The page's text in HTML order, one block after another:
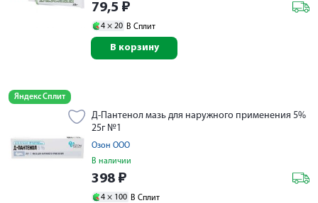
79,5 ₽
4 × 20 В Сплит
В корзину
Яндекс Сплит
Д-Пантенол мазь для наружного применения 5%
25г №1
Озон ООО
В наличии
398 ₽
4 × 100 В Сплит